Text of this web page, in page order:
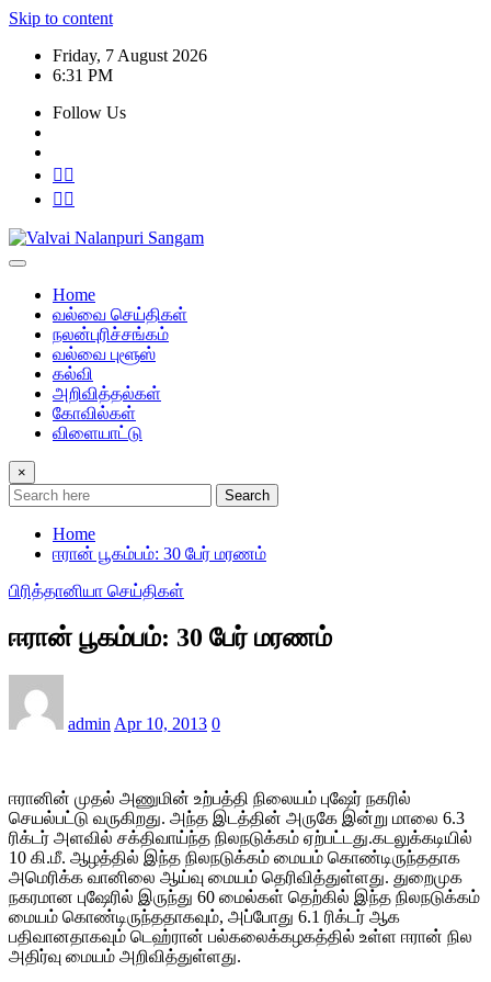
Skip to content
Friday, 7 August 2026
6:31 PM
Follow Us
Home
வல்வை செய்திகள்
நலன்புரிச்சங்கம்
வல்வை புளூஸ்
கல்வி
அறிவித்தல்கள்
கோவில்கள்
விளையாட்டு
×
Search
Home
ஈரான் பூகம்பம்: 30 பேர் மரணம்
பிரித்தானியா செய்திகள்
ஈரான் பூகம்பம்: 30 பேர் மரணம்
admin Apr 10, 2013 0
ஈரானின் முதல் அணுமின் உற்பத்தி நிலையம் புஷேர் நகரில்
செயல்பட்டு வருகிறது. அந்த இடத்தின் அருகே இன்று மாலை 6.3
ரிக்டர் அளவில் சக்திவாய்ந்த நிலநடுக்கம் ஏற்பட்டது.கடலுக்கடியில்
10 கி.மீ. ஆழத்தில் இந்த நிலநடுக்கம் மையம் கொண்டிருந்ததாக
அமெரிக்க வானிலை ஆய்வு மையம் தெரிவித்துள்ளது. துறைமுக
நகரமான புஷேரில் இருந்து 60 மைல்கள் தெற்கில் இந்த நிலநடுக்கம்
மையம் கொண்டிருந்ததாகவும், அப்போது 6.1 ரிக்டர் ஆக
பதிவானதாகவும் டெஹ்ரான் பல்கலைக்கழகத்தில் உள்ள ஈரான் நில
அதிர்வு மையம் அறிவித்துள்ளது.